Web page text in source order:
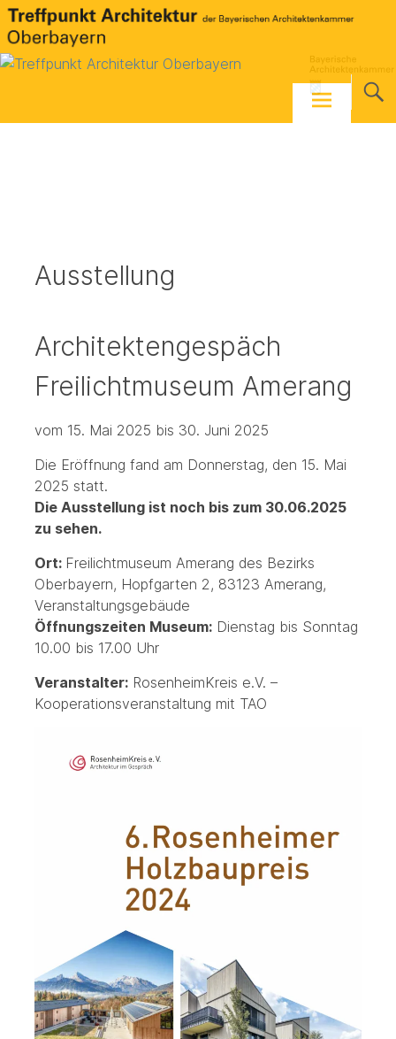
Skip
to
content
Ausstellung
Architektengespäch
Freilichtmuseum Amerang
vom 15. Mai 2025 bis 30. Juni 2025
Die Eröffnung fand am Donnerstag, den 15. Mai
2025 statt.
Die Ausstellung ist noch bis zum 30.06.2025
zu sehen.
Ort: Freilichtmuseum Amerang des Bezirks
Oberbayern, Hopfgarten 2, 83123 Amerang,
Veranstaltungsgebäude
Öffnungszeiten Museum:Dienstag bis Sonntag
10.00 bis 17.00 Uhr
Veranstalter:RosenheimKreis e.V. –
Kooperationsveranstaltung mit TAO